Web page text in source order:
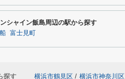
シャイン飯島周辺の駅から探す
富士見町
探す 横浜市鶴見区 / 横浜市神奈川区